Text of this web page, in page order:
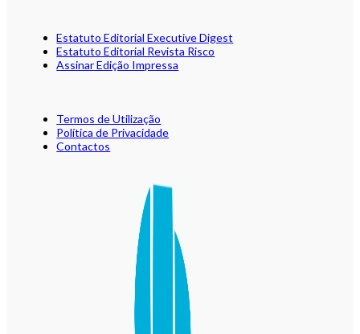
Estatuto Editorial Executive Digest
Estatuto Editorial Revista Risco
Assinar Edição Impressa
Termos de Utilização
Política de Privacidade
Contactos